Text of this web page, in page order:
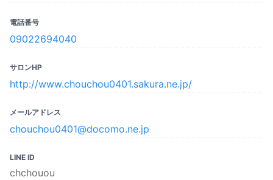
電話番号
09022694040
サロンHP
http://www.chouchou0401.sakura.ne.jp/
メールアドレス
chouchou0401@docomo.ne.jp
LINE ID
chchouou